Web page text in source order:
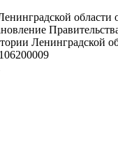
Ленинградской